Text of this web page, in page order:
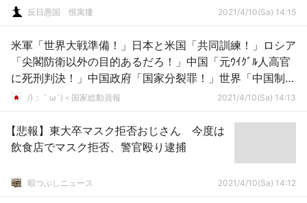
録」保有を確認
反日愚国 恨寓瘻 2021/4/10(Sa) 14:15
米軍「世界大戦準備！」日本と米国「共同訓練！」ロシア
「尖閣防衛以外の目的あるだろ！」中国「元ｳｲｸﾞﾙ人高官
に死刑判決！」中国政府「国家分裂罪！」世界「中国制
裁！」→
/)；｀ω´)＜国家総動員報 2021/4/10(Sa) 14:13
【悲報】東大卒マスク拒否おじさん 今度は
飲食店でマスク拒否、警官殴り逮捕
暇つぶしニュース 2021/4/10(Sa) 14:12